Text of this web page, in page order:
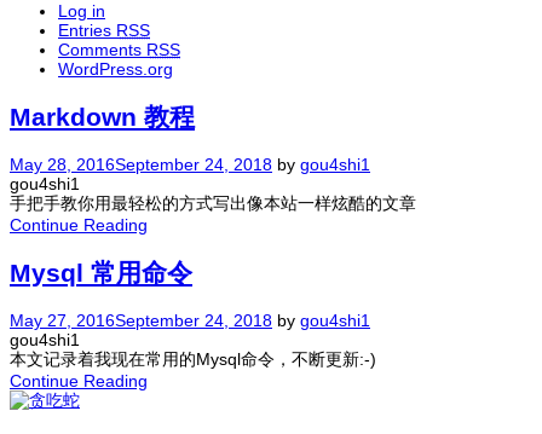
Log in
Entries RSS
Comments RSS
WordPress.org
Markdown 教程
May 28, 2016September 24, 2018 by gou4shi1
gou4shi1
手把手教你用最轻松的方式写出像本站一样炫酷的文章
Continue Reading
Mysql 常用命令
May 27, 2016September 24, 2018 by gou4shi1
gou4shi1
本文记录着我现在常用的Mysql命令，不断更新:-)
Continue Reading